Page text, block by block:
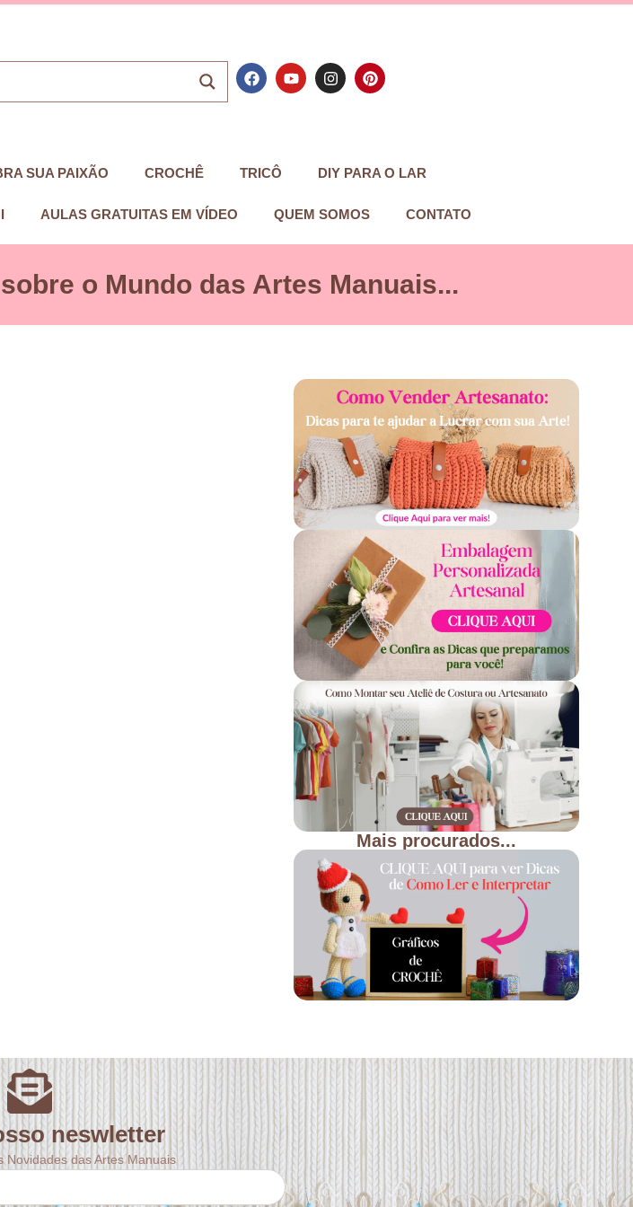
SUA PAIXÃO CROCHÊ TRICÔ DIY PARA O LAR
AULAS GRATUITAS EM VÍDEO QUEM SOMOS CONTATO
o Mundo das Artes Manuais...
Mais procurados...
neswletter
Novidades das Artes Manuais